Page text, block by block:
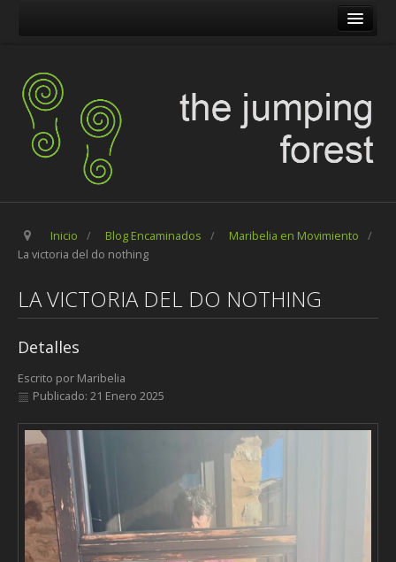
The Pilgrim Stone
Blog Encaminados
Carles
Maribelia en Movimiento
Inicio / Blog Encaminados / Maribelia en Movimiento
/
La victoria del do nothing
LA VICTORIA DEL DO NOTHING
Detalles
Escrito por Maribelia
Publicado: 21 Enero 2025